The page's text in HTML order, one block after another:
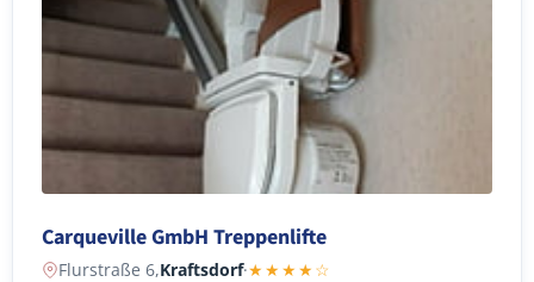
Carqueville GmbH Treppenlifte
Flurstraße 6,Kraftsdorf·★★★★☆